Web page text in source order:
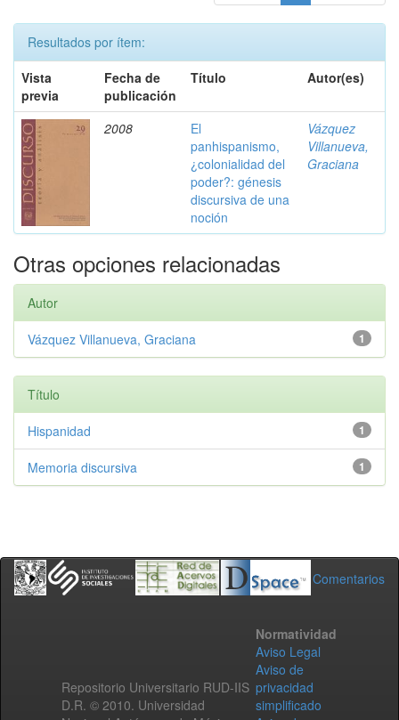
Resultados por ítem:
Vista
previa
Fecha de
publicación
Título Autor(es)
2008
El
panhispanismo,
¿colonialidad del
poder?: génesis
discursiva de una
noción
Vázquez
Villanueva,
Graciana
Otras opciones relacionadas
Autor
1
Vázquez Villanueva, Graciana
Título
1
Hispanidad
1
Memoria discursiva
Comentarios
Repositorio Universitario RUD-IIS
D.R. © 2010. Universidad
Normatividad
Aviso Legal
Aviso de
privacidad
simplificado